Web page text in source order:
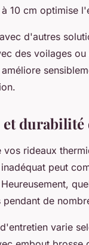
10 cm optimise
d'autres
des voilages
durabilité
vos rideaux
peut
de
varie